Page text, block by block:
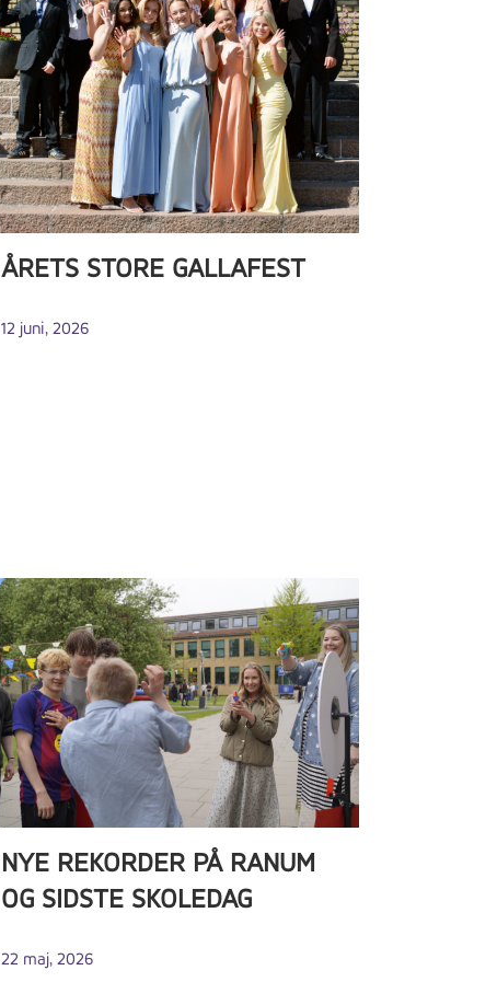
ÅRETS STORE GALLAFEST
12 juni, 2026
NYE REKORDER PÅ RANUM
OG SIDSTE SKOLEDAG
22 maj, 2026